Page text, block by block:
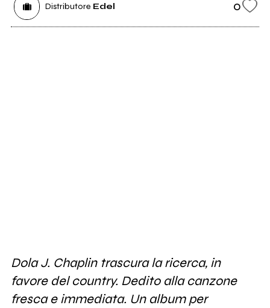
Distributore Edel 0
Dola J. Chaplin trascura la ricerca, in
favore del country. Dedito alla canzone
fresca e immediata. Un album per